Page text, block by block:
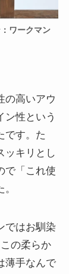
ワークマン
の高いアウ
ン性という
です。た
ッキリとし
で「これ使
ではお馴染
の柔らか
薄手なんで